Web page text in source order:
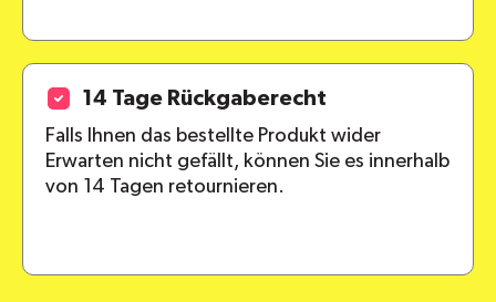
14 Tage Rückgaberecht
Falls Ihnen das bestellte Produkt wider
Erwarten nicht gefällt, können Sie es innerhalb
von 14 Tagen retournieren.